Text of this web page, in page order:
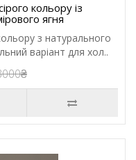
кольору із
ягня
з натурального
варіант для хол..